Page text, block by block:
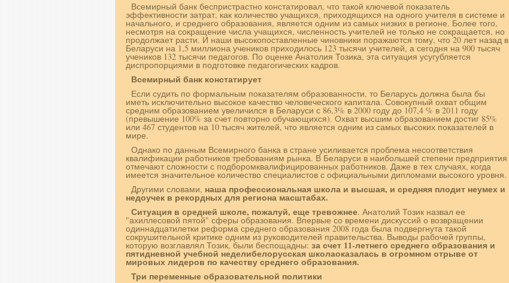
Всемирный банк беспристрастно констатировал, что такой ключевой показатель
эффективности затрат, как количество учащихся, приходящихся на одного учителя в системе и
начального, и среднего образования, является одним из самых низких в регионе. Более того,
несмотря на сокращение числа учащихся, численность учителей не только не сокращается, но
продолжает расти. И наши высокопоставленные чиновники поражаются тому, что 20 лет назад в
Беларуси на 1,5 миллиона учеников приходилось 123 тысячи учителей, а сегодня на 900 тысяч
учеников 132 тысячи педагогов. По оценке Анатолия Тозика, эта ситуация усугубляется
диспропорциями в подготовке педагогических кадров.
Всемирный банк констатирует
Если судить по формальным показателям образованности, то Беларусь должна была бы
иметь исключительно высокое качество человеческого капитала. Совокупный охват общим
средним образованием увеличился в Беларуси с 86,3% в 2000 году до 107,4 % в 2011 году
(превышение 100% за счет повторно обучающихся). Охват высшим образованием достиг 85%
или 467 студентов на 10 тысяч жителей, что является одним из самых высоких показателей в
мире.
Однако по данным Всемирного банка в стране усиливается проблема несоответствия
квалификации работников требованиям рынка. В Беларуси в наибольшей степени предприятия
отмечают сложности с подборомквалифицированных работников. Даже в тех случаях, когда
имеется значительное количество специалистов с официальными дипломами высокого уровня.
Другими словами, наша профессиональная школа и высшая, и средняя плодит неумех и
недоучек в рекордных для региона масштабах.
Ситуация в средней школе, пожалуй, еще тревожнее. Анатолий Тозик назвал ее
"ахиллесовой пятой" сферы образования. Впервые со времени дискуссий о возвращении
одиннадцатилетки реформа среднего образования 2008 года была подвергнута такой
сокрушительной критике одним из руководителей правительства. Выводы рабочей группы,
которую возглавлял Тозик, были беспощадны: за счет 11-летнего среднего образования и
пятидневной учебной неделибелорусская школаоказалась в огромном отрыве от
мировых лидеров по качеству среднего образования.
Три переменные образовательной политики